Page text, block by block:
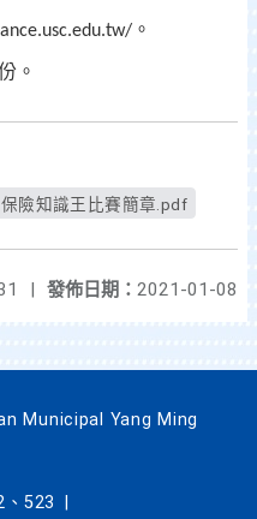
。
。
險知識王比賽簡章.pdf
發佈日期： 2021-01-08
|
Municipal Yang Ming
523